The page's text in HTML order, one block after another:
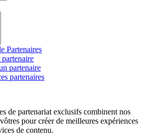
Partenaires
partenaire
partenaires
de partenariat exclusifs combinent nos
pour créer de meilleures expériences
de contenu.